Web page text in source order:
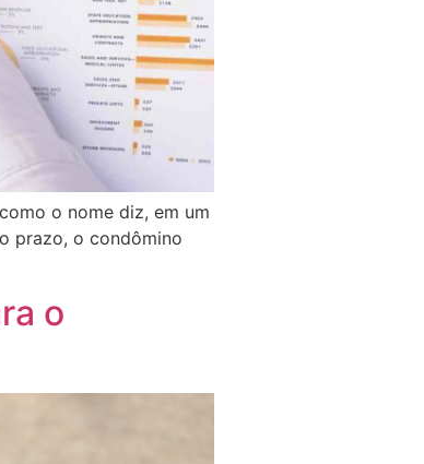
o nome diz, em um
prazo, o condômino
o